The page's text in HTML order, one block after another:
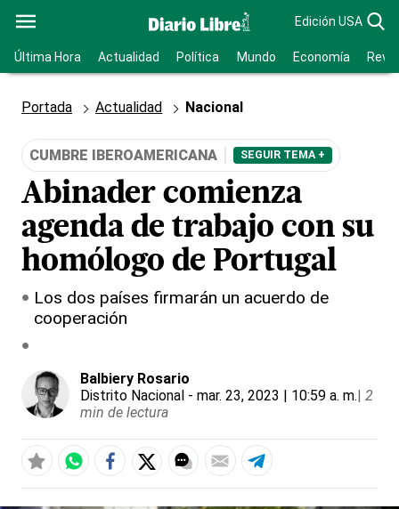
Edición USA
Última Hora Actualidad Política Mundo Economía
Portada Actualidad Nacional
CUMBRE IBEROAMERICANA SEGUIR TEMA +
Abinader comienza
agenda de trabajo con su
homólogo de Portugal
Los dos países firmarán un acuerdo de
cooperación
Balbiery Rosario
Distrito Nacional - mar. 23, 2023 | 10:59 a. m.| 2
min de lectura